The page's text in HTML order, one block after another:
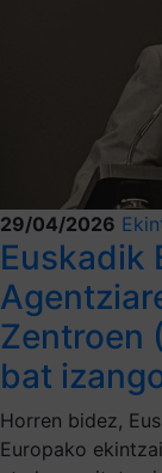
29/04/2026
Euskadik
Zentroen
bat
Horren bidez,
Europako